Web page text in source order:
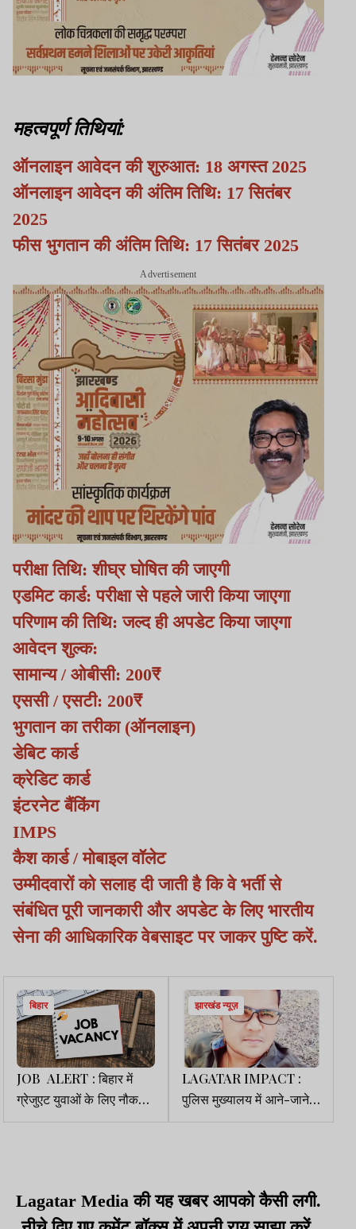
महत्वपूर्ण तिथियां:
ऑनलाइन आवेदन की शुरुआत: 18 अगस्त 2025
ऑनलाइन आवेदन की अंतिम तिथि: 17 सितंबर
2025
फीस भुगतान की अंतिम तिथि: 17 सितंबर 2025
Advertisement
परीक्षा तिथि: शीघ्र घोषित की जाएगी
एडमिट कार्ड: परीक्षा से पहले जारी किया जाएगा
परिणाम की तिथि: जल्द ही अपडेट किया जाएगा
आवेदन शुल्क:
सामान्य / ओबीसी: 200₹
एससी / एसटी: 200₹
भुगतान का तरीका (ऑनलाइन)
डेबिट कार्ड
क्रेडिट कार्ड
इंटरनेट बैंकिंग
IMPS
कैश कार्ड / मोबाइल वॉलेट
उम्मीदवारों को सलाह दी जाती है कि वे भर्ती से
संबंधित पूरी जानकारी और अपडेट के लिए भारतीय
सेना की आधिकारिक वेबसाइट पर जाकर पुष्टि करें.
बिहार
JOB ALERT : बिहार में
ग्रेजुएट युवाओं के लिए नौकरी
का मौका, BSSC ने निकाली
झारखंड न्यूज़
LAGATAR IMPACT :
पुलिस मुख्यालय में आने-जाने
वाला राजेश राम गिरफ्तार
Lagatar Media की यह खबर आपको कैसी लगी.